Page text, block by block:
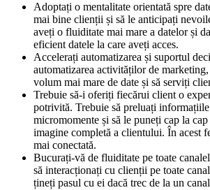
Adoptați o mentalitate orientată spre
mai bine clienții și să le anticipați
aveți o fluiditate mai mare a datelor și
eficient datele la care aveți acces.
Accelerați automatizarea și suportul
automatizarea activităților de
volum mai mare de date și să serviți
Trebuie să-i oferiți fiecărui client o
potrivită. Trebuie să preluați
micromomente și să le puneți cap la
imagine completă a clientului. În acest
mai conectată.
Bucurați-vă de fluiditate pe toate
să interacționați cu clienții pe toate
țineți pasul cu ei dacă trec de la un